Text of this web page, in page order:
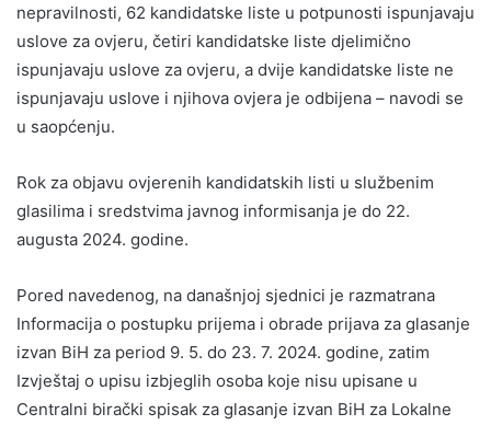
nepravilnosti, 62 kandidatske liste u potpunosti ispunjavaju
uslove za ovjeru, četiri kandidatske liste djelimično
ispunjavaju uslove za ovjeru, a dvije kandidatske liste ne
ispunjavaju uslove i njihova ovjera je odbijena – navodi se
u saopćenju.
Rok za objavu ovjerenih kandidatskih listi u službenim
glasilima i sredstvima javnog informisanja je do 22.
augusta 2024. godine.
Pored navedenog, na današnjoj sjednici je razmatrana
Informacija o postupku prijema i obrade prijava za glasanje
izvan BiH za period 9. 5. do 23. 7. 2024. godine, zatim
Izvještaj o upisu izbjeglih osoba koje nisu upisane u
Centralni birački spisak za glasanje izvan BiH za Lokalne